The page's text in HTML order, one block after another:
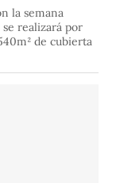
la semana
se realizará por
de cubierta